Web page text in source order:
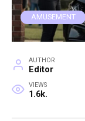
AMUSEMENT
AUTHOR
Editor
VIEWS
1.6k.